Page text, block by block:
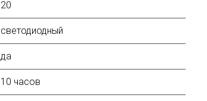
20
светодиодный
да
10 часов